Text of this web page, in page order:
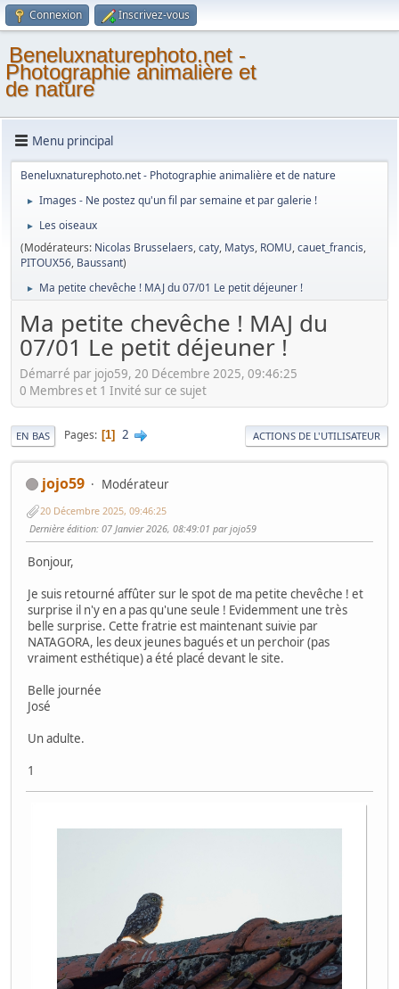
Connexion Inscrivez-vous
Beneluxnaturephoto.net -
Photographie animalière et
de nature
Menu principal
Beneluxnaturephoto.net - Photographie animalière et de nature
► Images - Ne postez qu'un fil par semaine et par galerie !
►
Les oiseaux
(Modérateurs: Nicolas Brusselaers,caty, Matys, ROMU,cauet_francis,
PITOUX56, Baussant)
► Ma petite chevêche ! MAJ du 07/01 Le petit déjeuner !
Ma petite chevêche ! MAJ du
07/01 Le petit déjeuner !
Démarré par jojo59, 20 Décembre 2025, 09:46:25
0 Membres et 1 Invité sur ce sujet
EN BAS Pages 1 2 ACTIONS DE L'UTILISATEUR
jojo59 Modérateur
20 Décembre 2025, 09:46:25
Dernière édition: 07 Janvier 2026, 08:49:01 par jojo59
Bonjour,
Je suis retourné affûter sur le spot de ma petite chevêche ! et
surprise il n'y en a pas qu'une seule ! Evidemment une très
belle surprise. Cette fratrie est maintenant suivie par
NATAGORA, les deux jeunes bagués et un perchoir (pas
vraiment esthétique) a été placé devant le site.
Belle journée
José
Un adulte.
1